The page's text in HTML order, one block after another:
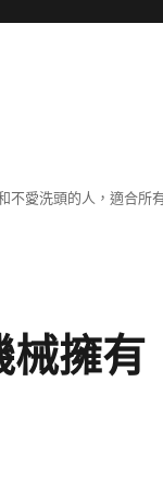
愛洗頭的人，適合所
械擁有